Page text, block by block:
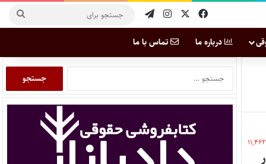
درباره ما تماس با ما
۱۱,۴۶۲